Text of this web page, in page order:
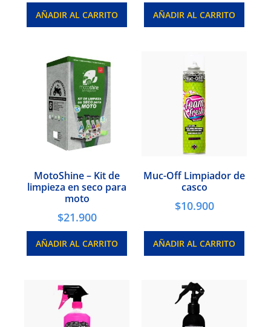
AÑADIR AL CARRITO AÑADIR AL CARRITO
MotoShine – Kit de
limpieza en seco para
moto
$21.900
AÑADIR AL CARRITO
Muc-Off Limpiador de
casco
$10.900
AÑADIR AL CARRITO